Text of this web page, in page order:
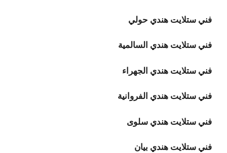
فني ستلايت هندي حولي
فني ستلايت هندي السالمية
فني ستلايت هندي الجهراء
فني ستلايت هندي الفروانية
فني ستلايت هندي سلوى
فني ستلايت هندي بيان